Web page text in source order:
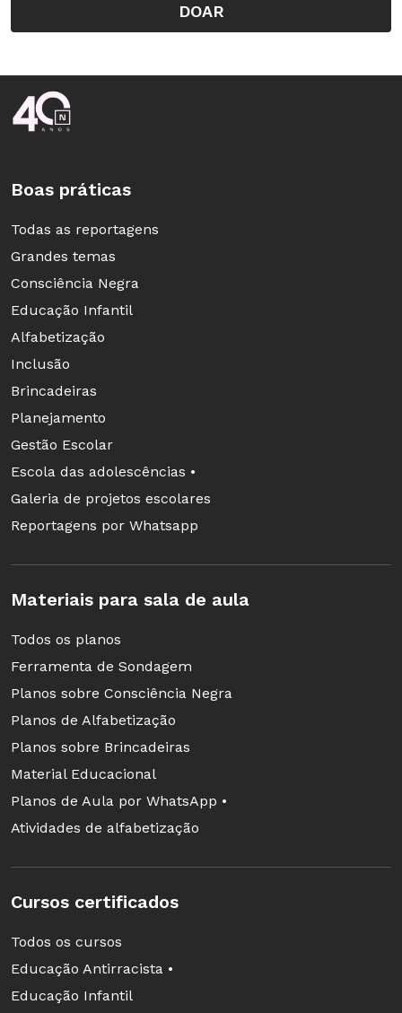
DOAR
Rodapé da Nova Escola
Boas práticas
Todas as reportagens
Grandes temas
Consciência Negra
Educação Infantil
Alfabetização
Inclusão
Brincadeiras
Planejamento
Gestão Escolar
Escola das adolescências •
Galeria de projetos escolares
Reportagens por Whatsapp
Materiais para sala de aula
Todos os planos
Ferramenta de Sondagem
Planos sobre Consciência Negra
Planos de Alfabetização
Planos sobre Brincadeiras
Material Educacional
Planos de Aula por WhatsApp •
Atividades de alfabetização
Cursos certificados
Todos os cursos
Educação Antirracista •
Educação Infantil